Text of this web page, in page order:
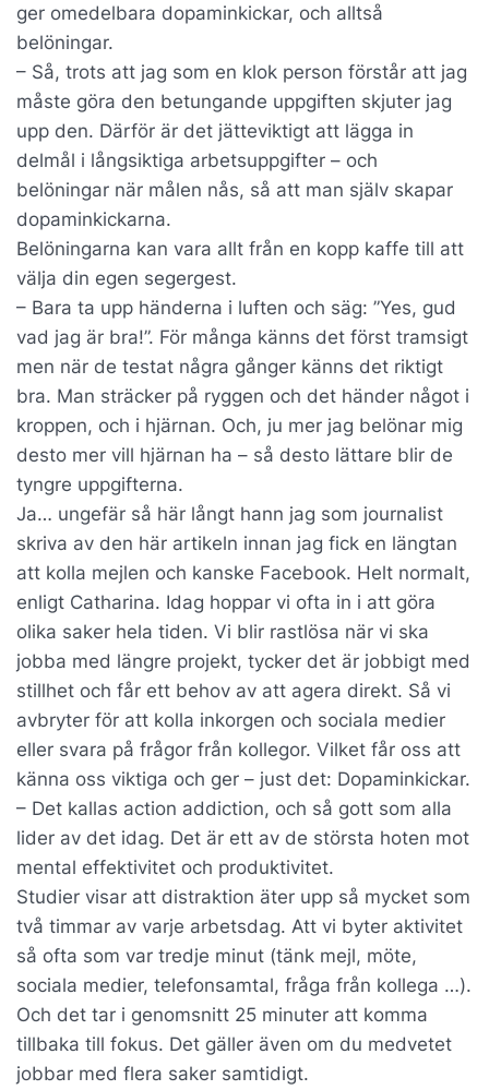
ger omedelbara dopaminkickar, och alltså
belöningar.
– Så, trots att jag som en klok person förstår att jag
måste göra den betungande uppgiften skjuter jag
upp den. Därför är det jätteviktigt att lägga in
delmål i långsiktiga arbetsuppgifter – och
belöningar när målen nås, så att man själv skapar
dopaminkickarna.
Belöningarna kan vara allt från en kopp kaffe till att
välja din egen segergest.
– Bara ta upp händerna i luften och säg: ”Yes, gud
vad jag är bra!”. För många känns det först tramsigt
men när de testat några gånger känns det riktigt
bra. Man sträcker på ryggen och det händer något i
kroppen, och i hjärnan. Och, ju mer jag belönar mig
desto mer vill hjärnan ha – så desto lättare blir de
tyngre uppgifterna.
Ja… ungefär så här långt hann jag som journalist
skriva av den här artikeln innan jag fick en längtan
att kolla mejlen och kanske Facebook. Helt normalt,
enligt Catharina. Idag hoppar vi ofta in i att göra
olika saker hela tiden. Vi blir rastlösa när vi ska
jobba med längre projekt, tycker det är jobbigt med
stillhet och får ett behov av att agera direkt. Så vi
avbryter för att kolla inkorgen och sociala medier
eller svara på frågor från kollegor. Vilket får oss att
känna oss viktiga och ger – just det: Dopaminkickar.
– Det kallas action addiction, och så gott som alla
lider av det idag. Det är ett av de största hoten mot
mental effektivitet och produktivitet.
Studier visar att distraktion äter upp så mycket som
två timmar av varje arbetsdag. Att vi byter aktivitet
så ofta som var tredje minut (tänk mejl, möte,
sociala medier, telefonsamtal, fråga från kollega …).
Och det tar i genomsnitt 25 minuter att komma
tillbaka till fokus. Det gäller även om du medvetet
jobbar med flera saker samtidigt.